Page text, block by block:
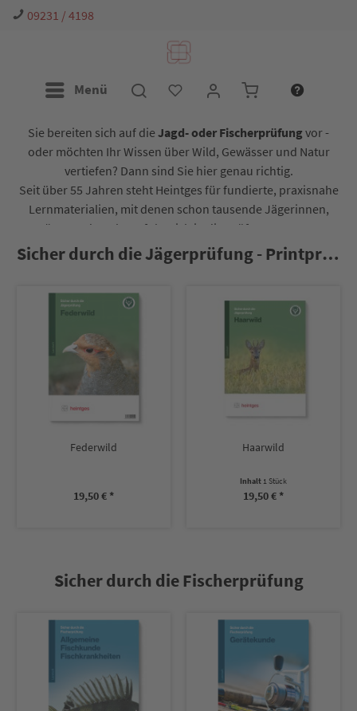
09231 / 4198
Menü
Sie bereiten sich auf dieJagd- oder Fischerprüfung vor -
oder möchten Ihr Wissen über Wild, Gewässer und Natur
vertiefen? Dann sind Sie hier genau richtig.
Seit über 55 Jahren steht Heintges für fundierte, praxisnahe
Lernmaterialien, mit denen schon tausende Jägerinnen,
Jäger und Angler erfolgreich in die Prüfung gestartet
sind. Ob Lernheft, App oder Online-Kurs - wir begleiten Sie
Schritt für Schritt auf Ihrem Weg.
Sicher durch die Jägerprüfung - Printprodukte
Federwild
19,50 € *
Haarwild
Inhalt 1 Stück
19,50 € *
Sicher durch die Fischerprüfung